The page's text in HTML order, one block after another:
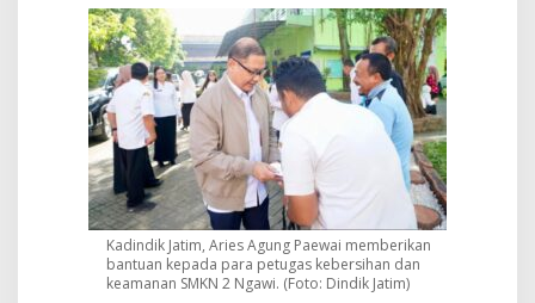
r
s
i
h
a
n
d
a
n
K
e
a
m
a
Kadindik Jatim, Aries Agung Paewai memberikan
bantuan kepada para petugas kebersihan dan
keamanan SMKN 2 Ngawi. (Foto: Dindik Jatim)